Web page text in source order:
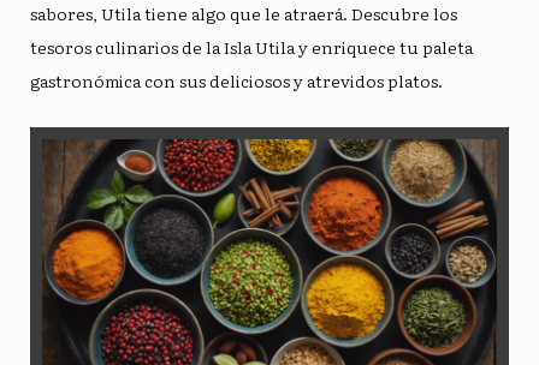
sabores, Utila tiene algo que le atraerá. Descubre los
tesoros culinarios de la Isla Utila y enriquece tu paleta
gastronómica con sus deliciosos y atrevidos platos.